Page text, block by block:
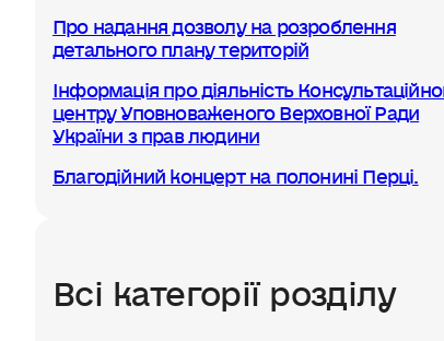
Про надання дозволу на розроблення
детального плану територій
Інформація про діяльність
центру Уповноваженого Верховної Ради
України з прав людини
Благодійний концерт на полонині Перці.
Всі категорії розділу